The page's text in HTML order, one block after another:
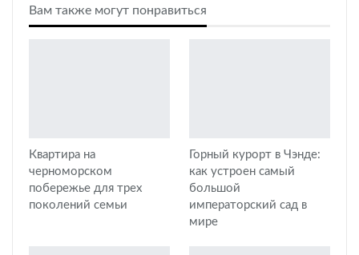
Вам также могут понравиться
Квартира на
черноморском
побережье для трех
поколений семьи
Горный курорт в Чэнде:
как устроен самый
большой
императорский сад в
мире